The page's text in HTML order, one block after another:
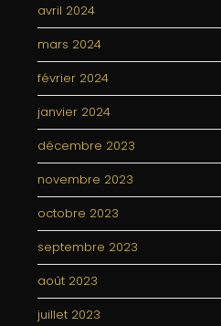
avril 2024
mars 2024
février 2024
janvier 2024
décembre 2023
novembre 2023
octobre 2023
septembre 2023
août 2023
juillet 2023